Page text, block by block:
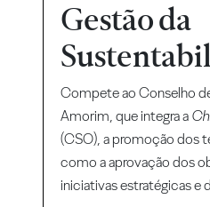
Gestão da
Compete ao Conselho
Amorim, que integra a
(CSO), a promoção dos
como a aprovação dos
iniciativas estratégicas e